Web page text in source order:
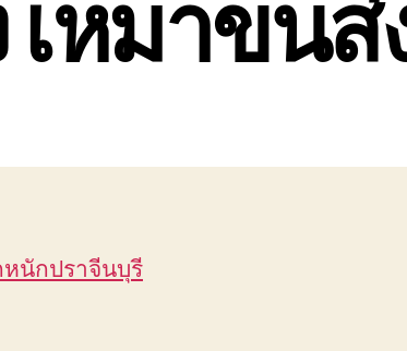
เหมาขน
นักปราจีนบุรี